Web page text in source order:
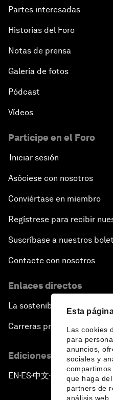
Esta
Las cookies
para
anuncios,
sociales y
que haga
partners de
análisis
Partes interesadas
Historias del Foro
Notas de prensa
Galería de fotos
Pódcast
Vídeos
Participe en el Foro
Iniciar sesión
Asóciese con nosotros
Conviértase en miembro
Regístrese para recibir
Suscríbase a nuestros
Contacte con nosotros
Enlaces directos
La sostenibilidad en el Foro
Carreras profesionales
Ediciones en otros
EN ▪ES▪中文▪ 日本語